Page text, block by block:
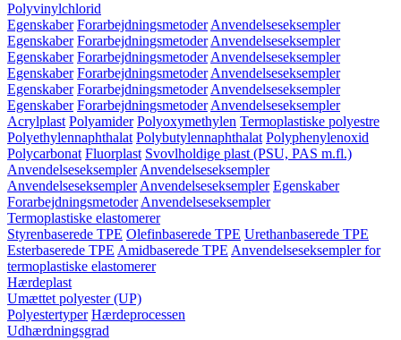
Polyvinylchlorid
Egenskaber Forarbejdningsmetoder Anvendelseseksempler
Egenskaber Forarbejdningsmetoder Anvendelseseksempler
Egenskaber Forarbejdningsmetoder Anvendelseseksempler
Egenskaber Forarbejdningsmetoder Anvendelseseksempler
Egenskaber Forarbejdningsmetoder Anvendelseseksempler
Egenskaber Forarbejdningsmetoder Anvendelseseksempler
Acrylplast Polyamider Polyoxymethylen Termoplastiske polyestre
Polyethylennaphthalat Polybutylennaphthalat Polyphenylenoxid
Polycarbonat Fluorplast Svovlholdige plast (PSU, PAS m.fl.)
Anvendelseseksempler Anvendelseseksempler
Anvendelseseksempler Anvendelseseksempler Egenskaber
Forarbejdningsmetoder Anvendelseseksempler
Termoplastiske elastomerer
Styrenbaserede TPE Olefinbaserede TPE Urethanbaserede TPE
Esterbaserede TPE Amidbaserede TPE Anvendelseseksempler for
termoplastiske elastomerer
Hærdeplast
Umættet polyester (UP)
Polyestertyper Hærdeprocessen
Udhærdningsgrad